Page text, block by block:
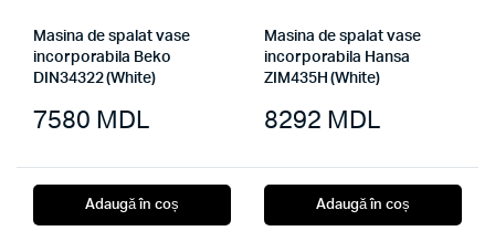
Masina de spalat vase
incorporabila Beko
DIN34322 (White)
7580 MDL
Adaugă în coș
Masina de spalat vase
incorporabila Hansa
ZIM435H (White)
8292 MDL
Adaugă în coș